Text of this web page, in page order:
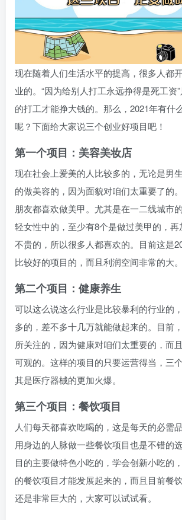
现在随着人们生活水平的提高，很多人都
业的。“因为给别人打工永远挣得是死工资
的打工才能挣大钱的。那么，2021年有什
呢？下面给大家说三个创业好项目吧！
第一个项目：美容美妆店
现在社会上爱美的人比较多的，无论是男
的做美容的，因为面貌对咱们太重要了的
朋友都喜欢做美甲。尤其是在一二线城市
轻女性中的，至少有8个是做过美甲的，
不贵的，所以很多人都喜欢的。目前这是
比较好的项目的，而且利润空间非常的大。
第二个项目：健康养生
可以这么说这么行业是比较暴利的行业的
多的，差不多十几万就能做起来的。目前
所关注的，因为健康对咱们太重要的，而
可观的。这样的项目的只要运营得当，三
其是医疗器械的更加火爆。
第三个项目：餐饮项目
人们每天都喜欢吃喝的，这是每天的必需
用身边的人脉做一些餐饮项目也是不错的
目的主要做特色小吃的，学会创新小吃的
的餐饮项目才能发展起来的，而且目前餐
还是非常巨大的，大家可以试试看。